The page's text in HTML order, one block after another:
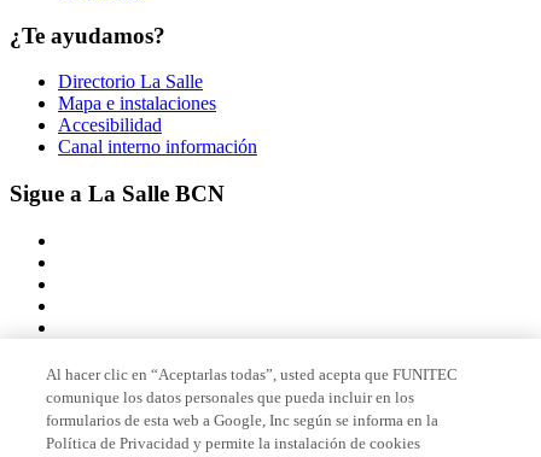
¿Te ayudamos?
Directorio La Salle
Mapa e instalaciones
Accesibilidad
Canal interno información
Sigue a La Salle BCN
Miembro de
Al hacer clic en “Aceptarlas todas”, usted acepta que FUNITEC
comunique los datos personales que pueda incluir en los
formularios de esta web a Google, Inc según se informa en la
Política de Privacidad y permite la instalación de cookies